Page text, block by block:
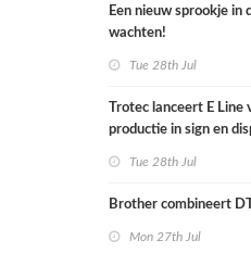
Een nieuw sprookje in
wachten!
Tue 28th Jul
Trotec lanceert E
productie in sign en
Tue 28th Jul
Brother combineert
Mon 27th Jul